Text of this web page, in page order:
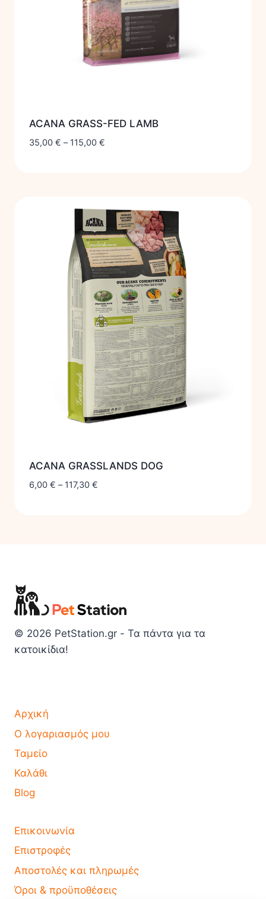
ACANA GRASS-FED LAMB
35,00 € – 115,00 €
ACANA GRASSLANDS DOG
6,00 € – 117,30 €
© 2026 PetStation.gr - Τα πάντα για τα
κατοικίδια!
Αρχική
Ο λογαριασμός μου
Ταμείο
Καλάθι
Blog
Επικοινωνία
Επιστροφές
Αποστολές και πληρωμές
Όροι & προϋποθέσεις